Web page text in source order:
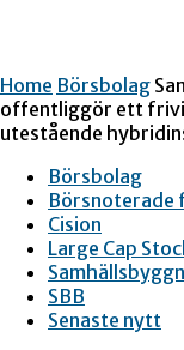
Home Börsbolag
offentliggör ett
utestående
Börsbolag
Börsnoterade
Cision
Large Cap
SBB
Senaste nytt